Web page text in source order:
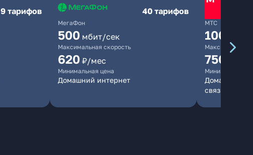
9 тарифов
МегаФон
40 тарифов
500 мбит/сек
Максимальная скорость
620 ₽/мес
Минимальная цена
Домашний интернет
МТС
1000
Максимальная
750
Минимальная
Домашний
связь